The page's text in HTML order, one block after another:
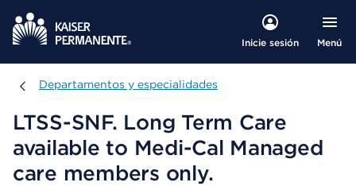
Inicie sesión Menú
Departamentos y especialidades
Departamentos y especialidades
LTSS-SNF. Long Term Care
available to Medi-Cal Managed
care members only.